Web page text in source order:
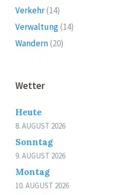
Verkehr(14)
Verwaltung(14)
Wandern(20)
Wetter
Heute
8. AUGUST 2026
Sonntag
9. AUGUST 2026
Montag
10. AUGUST 2026